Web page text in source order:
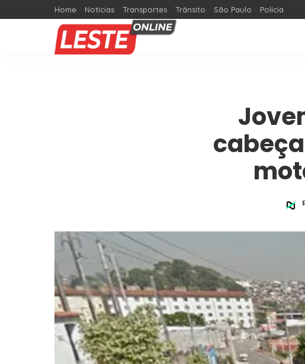
Home Notícias Transportes Trânsito São Paulo Polícia